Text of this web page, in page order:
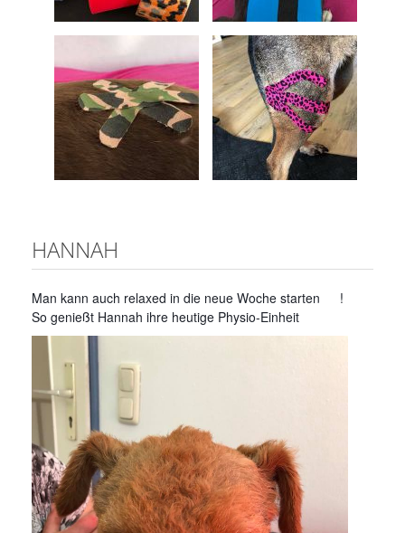
HANNAH
Man kann auch relaxed in die neue Woche starten
!
So genießt Hannah ihre heutige Physio-Einheit